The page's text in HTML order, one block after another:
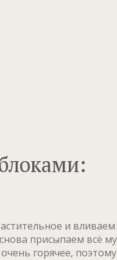
и
присыпаем всё
горячее,